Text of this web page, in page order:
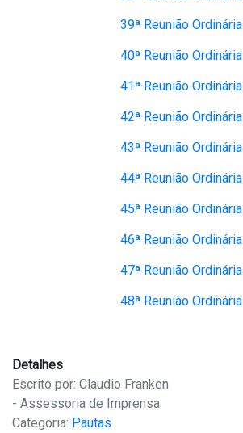
39ª Reunião Ordinária
40ª Reunião Ordinária
41ª Reunião Ordinária
42ª Reunião Ordinária
43ª Reunião Ordinária
44ª Reunião Ordinária
45ª Reunião Ordinária
46ª Reunião Ordinária
47ª Reunião Ordinária
48ª Reunião Ordinária
Detalhes
Escrito por: Claudio Franken
- Assessoria de Imprensa
Categoria: Pautas